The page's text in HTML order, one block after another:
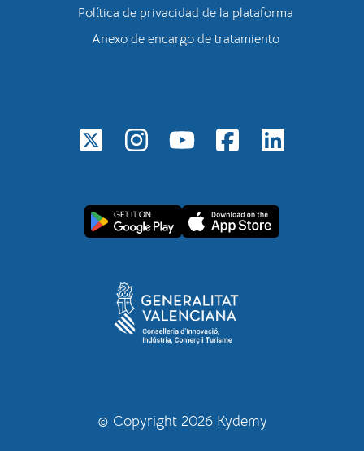
Política de privacidad de la plataforma
Anexo de encargo de tratamiento
© Copyright 2026 Kydemy